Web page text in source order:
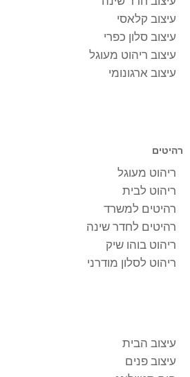
עיצוב קלאסי
עיצוב סלון כפרי
עיצוב ריהוט מעוגל
עיצוב ארגונומי
רהיטים
ריהוט מעוגל
ריהוט לבית
רהיטים למשרד
רהיטים לחדר שינה
ריהוט בוהו שיק
ריהוט לסלון מודרני
עיצוב הבית
עיצוב פנים